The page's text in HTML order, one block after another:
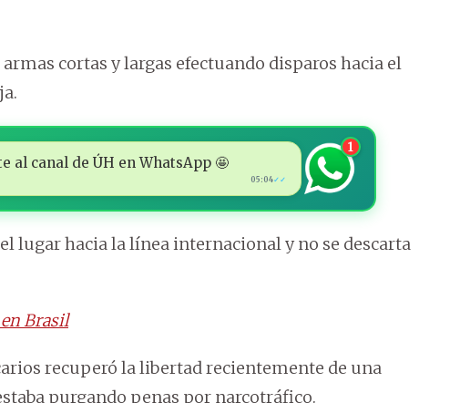
cortas y largas efectuando disparos hacia el
al canal de ÚH en WhatsApp 🤩
05:04✓✓
1
lugar hacia la línea internacional y no se descarta
Brasil
recuperó la libertad recientemente de una
purgando penas por narcotráfico.